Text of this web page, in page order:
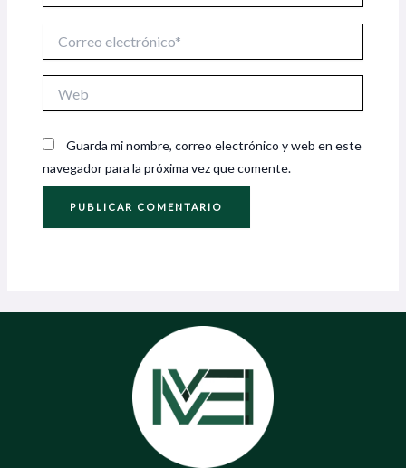
electrónico*
Guarda mi nombre, correo electrónico y web en este
navegador para la próxima vez que comente.